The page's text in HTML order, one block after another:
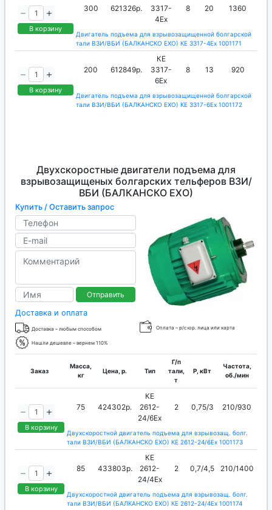
В корзину
300 621326р.
3317-
4Ех
8 20 1360
Двигатель подъема для взрывозащищенной болгарской
тали ВЗИ/ВБИ (БАЛКАНСКО ЕХО) КЕ 3317-4Ех 1001171
В корзину
200 612849р.
КЕ
3317-
6Ех
8 13 920
Двигатель подъема для взрывозащищенной болгарской
тали ВЗИ/ВБИ (БАЛКАНСКО ЕХО) КЕ 3317-6Ех 1001172
Двухскоростные двигатели подъема для
взрывозащищеных болгарских тельферов ВЗИ/
ВБИ (БАЛКАНСКО ЕХО)
Купить / Оставить запрос
Отправить
Доставка и оплата
Доставка – любым способом Оплата – р/с юр. лица или карта
Нашли дешевле – вернем 110%
Заказ
Масса,
кг
Цена, р. Тип
Г/п
тали,
т
P, кВт
Частота,
об./мин
В корзину
75 424302р.
КЕ
2612-
24/6Ех
2 0,75/3 210/930
Двухскоростной двигатель подъема для взрывозащ. болг.
тали ВЗИ/ВБИ (БАЛКАНСКО ЕХО) КЕ 2612-24/6Ех 1001173
В корзину
85 433803р.
КЕ
2612-
24/4Ех
2 0,7/4,5 210/1400
Двухскоростной двигатель подъема для взрывозащ. болг.
тали ВЗИ/ВБИ (БАЛКАНСКО ЕХО) КЕ 2612-24/4Ех 1001174